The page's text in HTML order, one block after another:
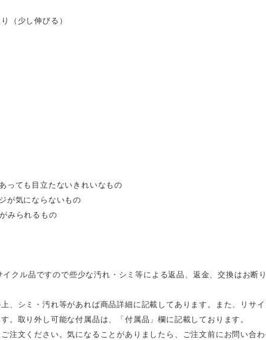
（少し伸びる）
っても目立たないきれいなもの
が気にならないもの
みられるもの
クル品ですので些少な汚れ・シミ等による返品、返金、交換はお断
、シミ・汚れ等があれば商品詳細に記載してあります。また、リサ
。取り外し可能な付属品は、「付属品」欄に記載しております。
注文ください。気になることがありましたら、ご注文前にお問い合わ